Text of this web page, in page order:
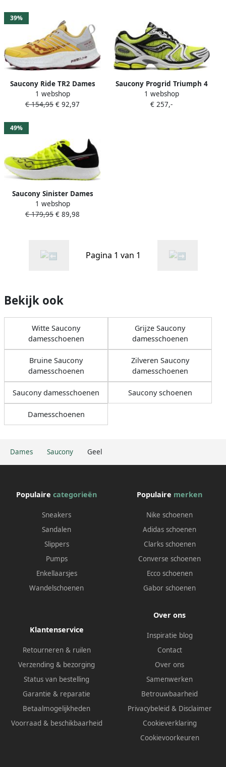
Dames Saucony Geel
39%
Saucony Ride TR2 Dames
1 webshop
€ 154,95 € 92,97
Saucony Progrid Triumph 4
sneakers Geel
1 webshop
€ 257,-
49%
Saucony Sinister Dames
1 webshop
€ 179,95 € 89,98
Pagina 1 van 1
Bekijk ook
Witte Saucony
damesschoenen
Grijze Saucony
damesschoenen
Bruine Saucony
damesschoenen
Zilveren Saucony
damesschoenen
Saucony damesschoenen Saucony schoenen
Damesschoenen
Populaire categorieën
Sneakers
Sandalen
Slippers
Pumps
Enkellaarsjes
Wandelschoenen
Populaire merken
Nike schoenen
Adidas schoenen
Clarks schoenen
Converse schoenen
Ecco schoenen
Gabor schoenen
Klantenservice
Retourneren & ruilen
Verzending & bezorging
Status van bestelling
Garantie & reparatie
Betaalmogelijkheden
Voorraad & beschikbaarheid
Over ons
Inspiratie blog
Contact
Over ons
Samenwerken
Betrouwbaarheid
Privacybeleid & Disclaimer
Cookieverklaring
Cookievoorkeuren